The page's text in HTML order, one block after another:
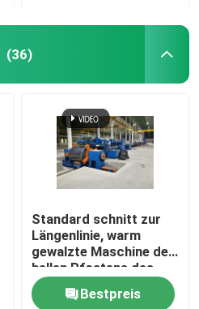
(36)
Standard schnitt zur
Längenlinie, warm
gewalzte Maschine des
hellen Pfostens des
Flussstahls für 6m 8m
14m
Bestpreis